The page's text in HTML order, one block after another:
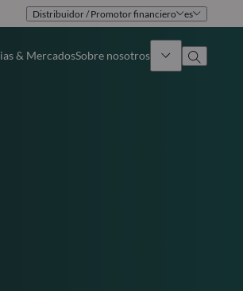
Distribuidor / Promotor financiero es
& MercadosSobre nosotros